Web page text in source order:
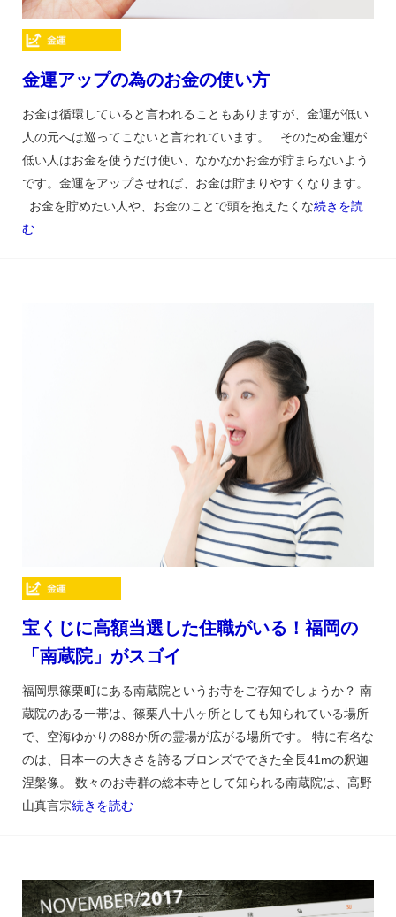
金運アップの為のお金の使い方
お金は循環していると言われることもありますが、金運が低い
人の元へは巡ってこないと言われています。 そのため金運が
低い人はお金を使うだけ使い、なかなかお金が貯まらないよう
です。金運をアップさせれば、お金は貯まりやすくなります。
お金を貯めたい人や、お金のことで頭を抱えたくな続きを読
む
宝くじに高額当選した住職がいる！福岡の
「南蔵院」がスゴイ
福岡県篠栗町にある南蔵院というお寺をご存知でしょうか？ 南
蔵院のある一帯は、篠栗八十八ヶ所としても知られている場所
で、空海ゆかりの88か所の霊場が広がる場所です。 特に有名な
のは、日本一の大きさを誇るブロンズでできた全長41mの釈迦
涅槃像。 数々のお寺群の総本寺として知られる南蔵院は、高野
山真言宗続きを読む